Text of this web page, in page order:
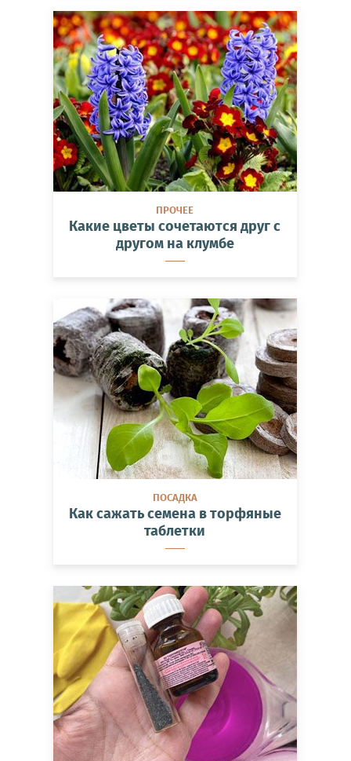
ПРОЧЕЕ
Какие цветы сочетаются друг с
другом на клумбе
ПОСАДКА
Как сажать семена в торфяные
таблетки